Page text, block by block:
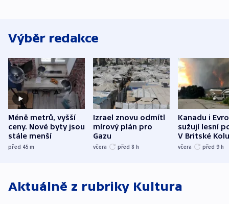
Výběr redakce
Méně metrů, vyšší
ceny. Nové byty jsou
stále menší
před 45m
Izrael znovu odmítl
mírový plán pro
Gazu
včera před 8 h
Kanadu i
sužují lesní
V Britské
evakuovali
včera před 9 h
Aktuálně z rubriky Kultura